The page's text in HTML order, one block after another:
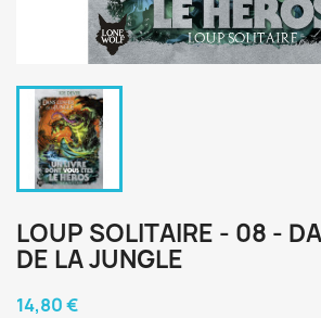
LOUP SOLITAIRE - 08 -
DE LA JUNGLE
14,80 €